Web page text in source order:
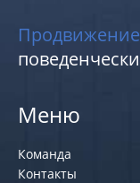
Меню
Команда
Контакты